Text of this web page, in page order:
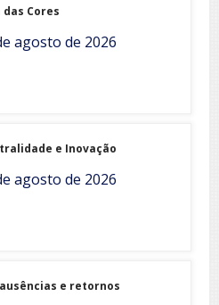
das Cores
agosto de 2026
e Inovação
agosto de 2026
e retornos